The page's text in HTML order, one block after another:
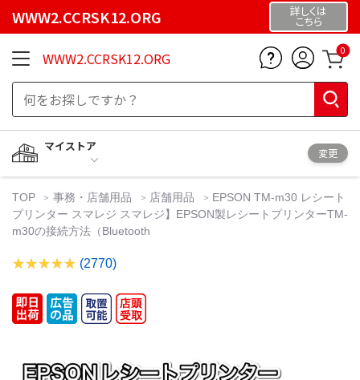
WWW2.CCRSK12.ORG 詳しくは
こちら
WWW2.CCRSK12.ORG 0
マイストア
変更
TOP 事務・店舗用品 店舗用品
EPSON TM-m30 レシート
プリンター スマレジ スマレジ】EPSON製レシートプリンターTM-
m30の接続方法（Bluetooth
(2770)